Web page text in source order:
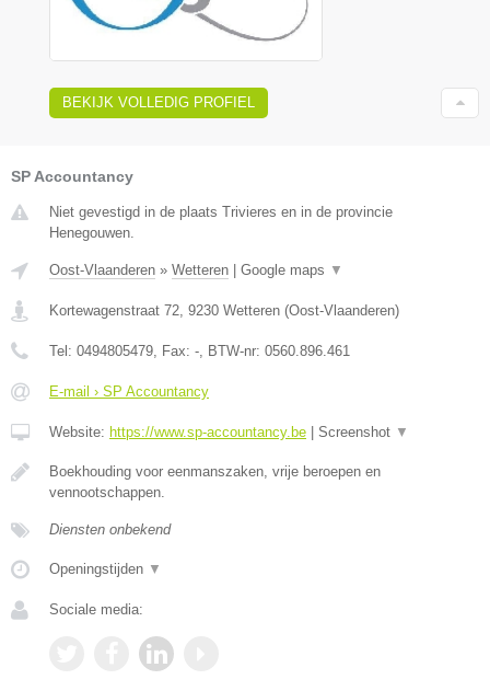
BEKIJK VOLLEDIG PROFIEL
SP Accountancy
Niet gevestigd in de plaats Trivieres en in de provincie
Henegouwen.
Oost-Vlaanderen » Wetteren Google maps ▼
Kortewagenstraat 72 9230 Wetteren (Oost-Vlaanderen)
Tel: 0494805479 , Fax: - , BTW-nr: 0560.896.461
E-mail › SP Accountancy
Website: https://www.sp-accountancy.be Screenshot ▼
Boekhouding voor eenmanszaken, vrije beroepen en
vennootschappen.
Diensten onbekend
Openingstijden ▼
Sociale media: